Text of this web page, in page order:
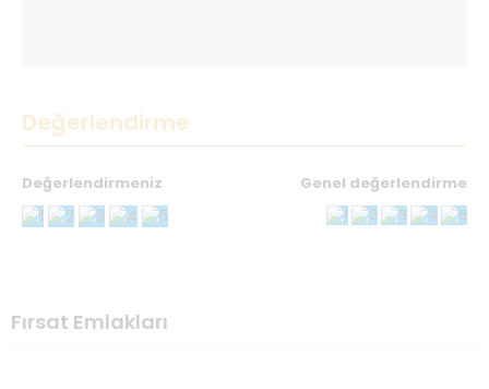
Değerlendirme
Değerlendirmeniz Genel değerlendirme
Fırsat Emlakları